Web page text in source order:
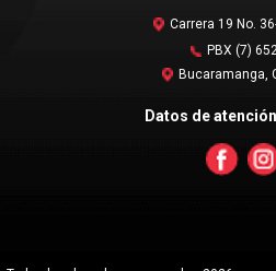
Carrera 19 No.
PBX (7)
Bucaramanga,
Datos de